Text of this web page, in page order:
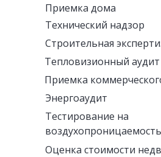
Оценка стоимости
Энергоаудит
Приемка
Тепловизионный аудит
Строительная
Технический надзор
Приемка дома
Тестирование на
воздухопроницаемость